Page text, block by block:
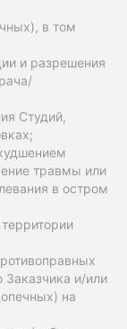
в том
и разрешения
Студий,
травмы или
в остром
Заказчика и/или
на